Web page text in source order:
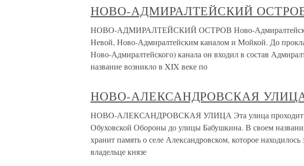
НОВО-АДМИРАЛТЕЙСКИЙ
НОВО-АДМИРАЛТЕЙСКИЙ ОСТРОВ Ново-Адмиралтейский
Невой, Ново-Адмиралтейским каналом и Мойкой. До
Ново-Адмиралтейского) канала он входил в состав
название возникло в XIX веке по
НОВО-АЛЕКСАНДРОВСКАЯ
НОВО-АЛЕКСАНДРОВСКАЯ УЛИЦА Эта улица проходит в
Обуховской Обороны до улицы Бабушкина. В своем
хранит память о селе Александровском, которое находилось
владельце князе